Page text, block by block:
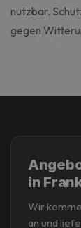
nutzbar.
gegen
in
Wir
an und